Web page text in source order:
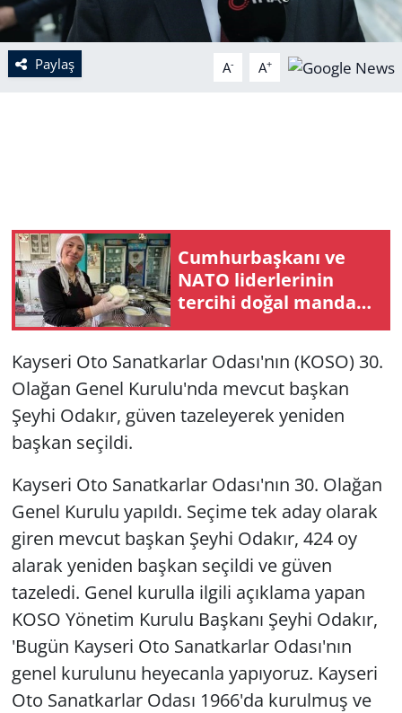
Paylaş A- A+
Cumhurbaşkanı ve
NATO liderlerinin
tercihi doğal manda
yoğurduna yoğun ilgi
Kayseri Oto Sanatkarlar Odası'nın (KOSO) 30.
Olağan Genel Kurulu'nda mevcut başkan
Şeyhi Odakır, güven tazeleyerek yeniden
başkan seçildi.
Kayseri Oto Sanatkarlar Odası'nın 30. Olağan
Genel Kurulu yapıldı. Seçime tek aday olarak
giren mevcut başkan Şeyhi Odakır, 424 oy
alarak yeniden başkan seçildi ve güven
tazeledi. Genel kurulla ilgili açıklama yapan
KOSO Yönetim Kurulu Başkanı Şeyhi Odakır,
'Bugün Kayseri Oto Sanatkarlar Odası'nın
genel kurulunu heyecanla yapıyoruz. Kayseri
Oto Sanatkarlar Odası 1966'da kurulmuş ve